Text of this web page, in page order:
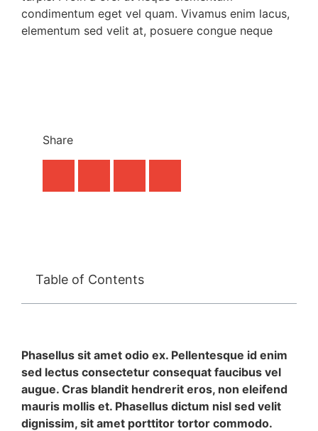
condimentum eget vel quam. Vivamus enim lacus,
elementum sed velit at, posuere congue neque
Share
Table of Contents
Phasellus sit amet odio ex. Pellentesque id enim
sed lectus consectetur consequat faucibus vel
augue. Cras blandit hendrerit eros, non eleifend
mauris mollis et. Phasellus dictum nisl sed velit
dignissim, sit amet porttitor tortor commodo.